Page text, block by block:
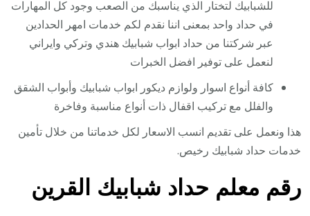
للشبابيك لتختار الذي يناسبك من الصعب وجود كل المهارات
في حداد واحد بمعنى اننا نقدم لكم خدمات امهر الحدادين
عبر شركتنا من حداد ابواب شبابيك هندي وتركي وايراني
لنعمل على توفير افضل الخبرات
كافة أنواع اسوار ولوازم ديكور ابواب شبابيك وأبواب الشقق
والفلل مع تركيب اقفال ذات أنواع مناسبة وفاخرة
هذا ونعمل على تقديم انسب الاسعار لكل خدماتنا من خلال تأمين
خدمات حداد شبابيك رخيص.
رقم معلم حداد شبابيك القرين